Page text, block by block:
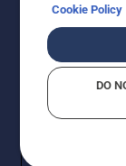
© Husqvarna
getoonde
vermelde
tenzij het
Cookie Policy
DO